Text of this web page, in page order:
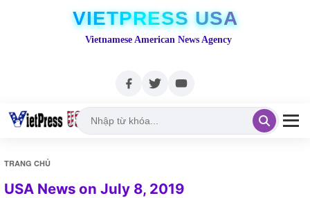
VIETPRESS USA
Vietnamese American News Agency
TRANG CHỦ
USA News on July 8, 2019